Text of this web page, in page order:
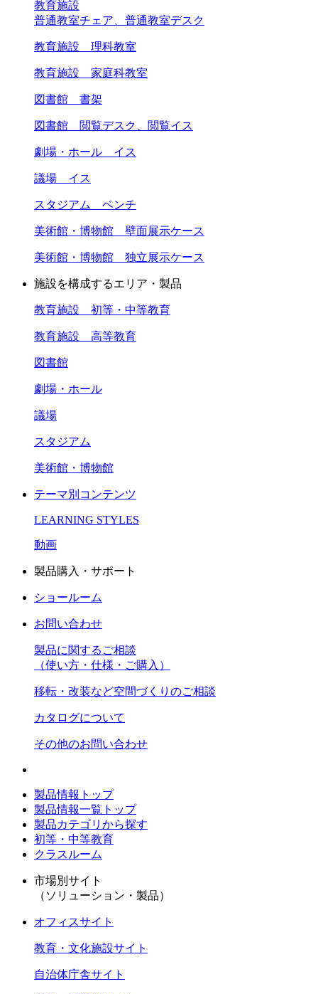
教育施設
普通教室チェア、普通教室デスク
教育施設 理科教室
教育施設 家庭科教室
図書館 書架
図書館 閲覧デスク、閲覧イス
劇場・ホール イス
議場 イス
スタジアム ベンチ
美術館・博物館 壁面展示ケース
美術館・博物館 独立展示ケース
施設を構成するエリア・製品
教育施設 初等・中等教育
教育施設 高等教育
図書館
劇場・ホール
議場
スタジアム
美術館・博物館
テーマ別コンテンツ
LEARNING STYLES
動画
製品購入・サポート
ショールーム
お問い合わせ
製品に関するご相談
（使い方・仕様・ご購入）
移転・改装など空間づくりのご相談
カタログについて
その他のお問い合わせ
製品情報トップ
製品情報一覧トップ
製品カテゴリから探す
初等・中等教育
クラスルーム
市場別サイト
（ソリューション・製品）
オフィスサイト
教育・文化施設サイト
自治体庁舎サイト